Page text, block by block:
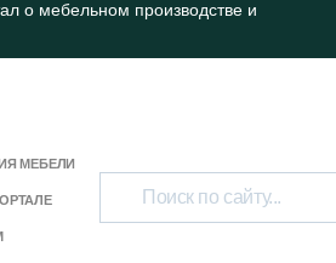
о мебельном производстве и
МЕБЕЛИ